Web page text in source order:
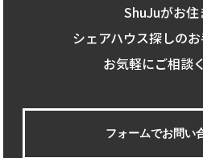
ShuJuがお住
シェアハウス探しのお
お気軽にご相談
フォームでお問い